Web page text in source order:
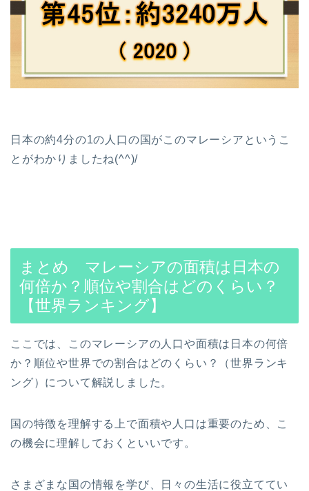
日本の約4分の1の人口の国がこのマレーシアというこ
とがわかりましたね(^^)/
まとめ マレーシアの面積は日本の
何倍か？順位や割合はどのくらい？
【世界ランキング】
ここでは、このマレーシアの人口や面積は日本の何倍
か？順位や世界での割合はどのくらい？（世界ランキ
ング）について解説しました。
国の特徴を理解する上で面積や人口は重要のため、こ
の機会に理解しておくといいです。
さまざまな国の情報を学び、日々の生活に役立ててい